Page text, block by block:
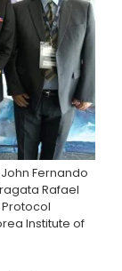
Fernando
Rafael
Institute of